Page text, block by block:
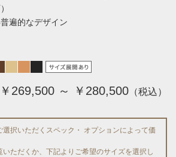
遍的なデザイン
￥269,500 ～ ￥280,500 （税込）
択いただくスペック・ オプションによって価
ただくか、下記よりご希望のサイズを選択し